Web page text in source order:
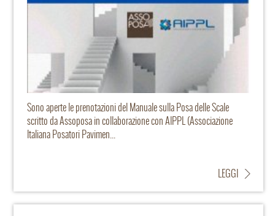
Sono aperte le prenotazioni del Manuale sulla Posa delle Scale
scritto da Assoposa in collaborazione con AIPPL (Associazione
Italiana Posatori Pavimen...
LEGGI